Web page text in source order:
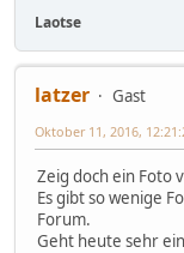
Laotse
latzer
Gast
Oktober 11, 2016,
Zeig doch ein Foto
Es gibt so wenige
Forum.
Geht heute sehr